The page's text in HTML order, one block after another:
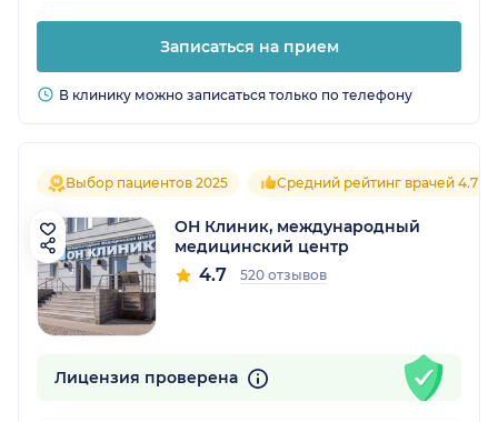
Записаться на прием
В клинику можно записаться только по телефону
Выбор пациентов 2025 Средний рейтинг врачей 4.7
ОН Клиник, международный
медицинский центр
4.7 520 отзывов
Лицензия проверена